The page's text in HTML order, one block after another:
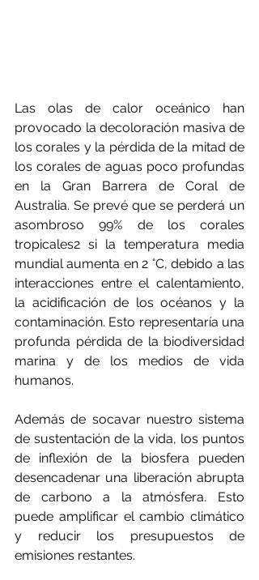
Las olas de calor oceánico han
provocado la decoloración masiva de
los corales y la pérdida de la mitad de
los corales de aguas poco profundas
en la Gran Barrera de Coral de
Australia. Se prevé que se perderá un
asombroso 99% de los corales
tropicales2 si la temperatura media
mundial aumenta en 2 °C, debido a las
interacciones entre el calentamiento,
la acidificación de los océanos y la
contaminación. Esto representaría una
profunda pérdida de la biodiversidad
marina y de los medios de vida
humanos.
Además de socavar nuestro sistema
de sustentación de la vida, los puntos
de inflexión de la biosfera pueden
desencadenar una liberación abrupta
de carbono a la atmósfera. Esto
puede amplificar el cambio climático
y reducir los presupuestos de
emisiones restantes.